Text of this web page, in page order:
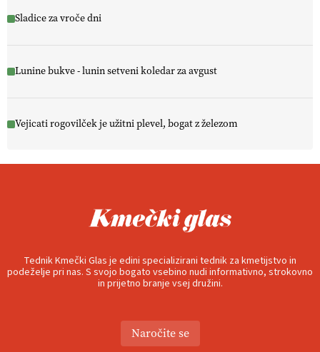
Sladice za vroče dni
Lunine bukve - lunin setveni koledar za avgust
Vejicati rogovilček je užitni plevel, bogat z železom
Tednik Kmečki Glas je edini specializirani tednik za kmetijstvo in
podeželje pri nas. S svojo bogato vsebino nudi informativno, strokovno
in prijetno branje vsej družini.
Naročite se